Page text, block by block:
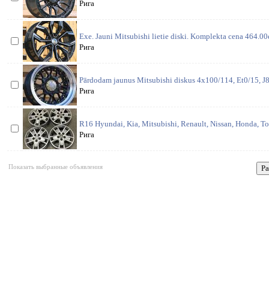
Рига
Exe. Jauni Mitsubishi lietie diski. Komplekta cena
Рига
Pārdodam jaunus Mitsubishi diskus 4x100/114, Et0/15,
Рига
R16 Hyundai, Kia, Mitsubishi, Renault, Nissan, Honda,
Рига
Показать выбранные объявления